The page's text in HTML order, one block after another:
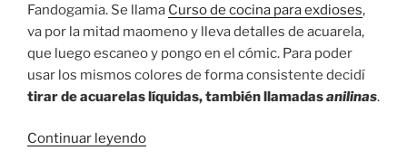
Fandogamia. Se llama Curso de cocina para exdioses,
va por la mitad maomeno y lleva detalles de acuarela,
que luego escaneo y pongo en el cómic. Para poder
usar los mismos colores de forma consistente decidí
tirar de acuarelas líquidas, también llamadasanilinas.
Continuar leyendo«Anilinas